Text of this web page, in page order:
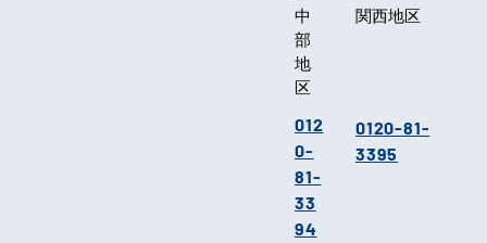
中
部
地
区
012
0-
81-
33
94
関西地区
0120-81-
3395